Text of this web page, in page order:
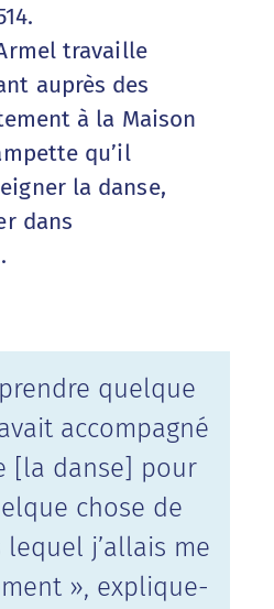
travaille
auprès des
à la Maison
qu’il
la danse,
dans
quelque
accompagné
[la danse] pour
chose de
lequel j’allais me
», explique-